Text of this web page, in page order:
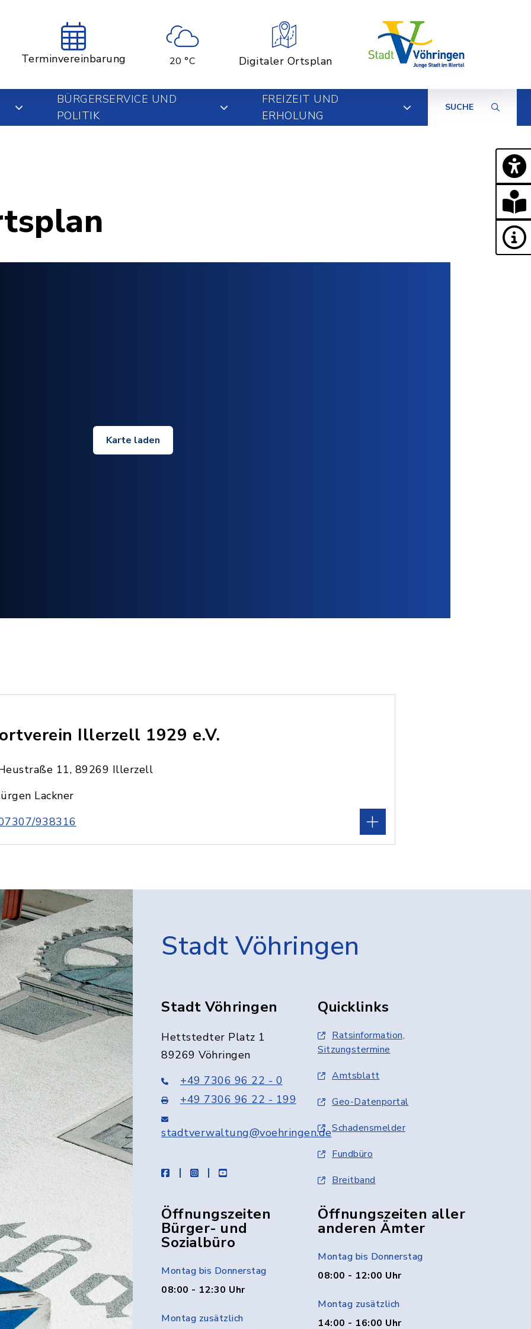
Terminvereinbarung 20 °C Digitaler Ortsplan
BÜRGERSERVICE UND
POLITIK
FREIZEIT UND
ERHOLUNG
SUCHE
Karte laden
Illerzell 1929 e.V.
11, 89269 Illerzell
Lackner
938316
Stadt Vöhringen
Stadt Vöhringen
Hettstedter Platz 1
89269 Vöhringen
+49 7306 96 22 - 0
+49 7306 96 22 - 199
stadtverwaltung@voehringen.de
facebookinstagramyoutube
Quicklinks
Ratsinformation,
Sitzungstermine
Amtsblatt
Geo-Datenportal
Schadensmelder
Fundbüro
Breitband
Öffnungszeiten
Bürger- und
Sozialbüro
Montag bis Donnerstag
08:00 - 12:30 Uhr
Montag zusätzlich
Öffnungszeiten aller
anderen Ämter
Montag bis Donnerstag
08:00 - 12:00 Uhr
Montag zusätzlich
14:00 - 16:00 Uhr